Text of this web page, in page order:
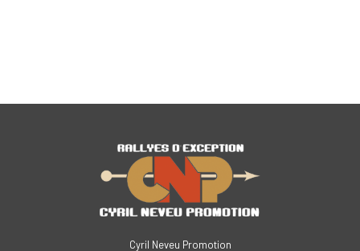
Cyril Neveu Promotion